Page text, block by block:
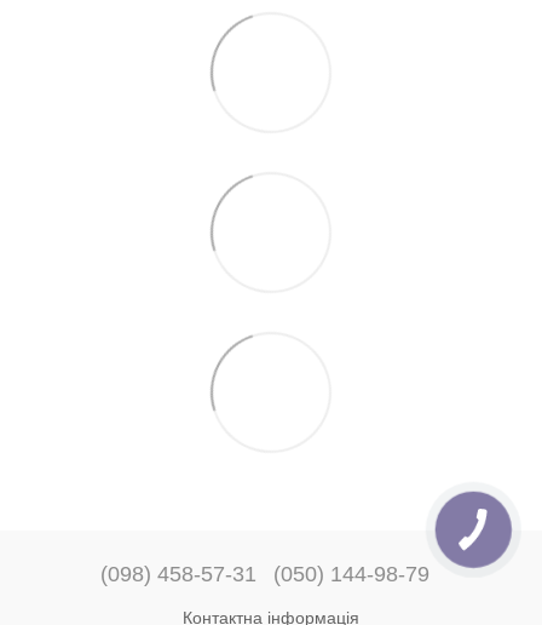
(098) 458-57-31 (050) 144-98-79
Контактна інформація